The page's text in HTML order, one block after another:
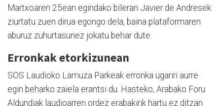
Martxoaren 25ean egindako bileran Javier de Andresek
ziurtatu zuen dirua egongo dela, baina plataformaren
aburuz zuhurtasunez jokatu behar dute.
Erronkak etorkizunean
SOS Laudioko Lamuza Parkeak erronka ugariri aurre
egin beharko zaiela erantsi du. Hasteko, Arabako Foru
Aldundiak laudioarren ordez erabakirik hartu ez ditzan